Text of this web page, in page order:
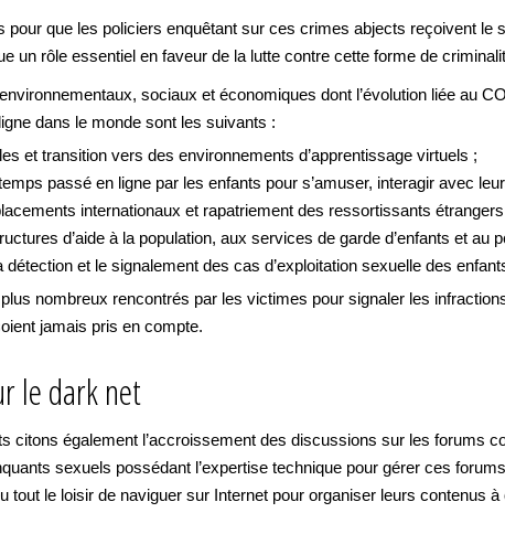
pour que les policiers enquêtant sur ces crimes abjects reçoivent le
un rôle essentiel en faveur de la lutte contre cette forme de
sociaux et économiques dont l’évolution liée au
dans le monde sont les suivants :
et transition vers des environnements d’apprentissage virtuels ;
passé en ligne par les enfants pour s’amuser, interagir avec
internationaux et rapatriement des ressortissants
d’aide à la population, aux services de garde d’enfants et au
détection et le signalement des cas d’exploitation sexuelle des
nombreux rencontrés par les victimes pour signaler les
jamais pris en compte.
le dark net
citons également l’accroissement des discussions sur les forums
sexuels possédant l’expertise technique pour gérer ces
tout le loisir de naviguer sur Internet pour organiser leurs contenus